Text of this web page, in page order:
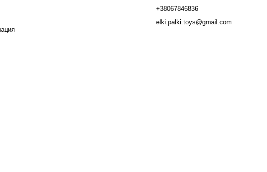
+38067846836
elki.palki.toys@gmail.com